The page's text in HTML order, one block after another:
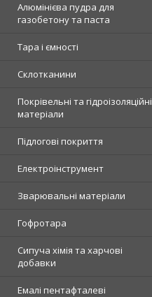
Алюмінієва пудра для
газобетону та паста
Тара і ємності
Склотканини
Покрівельні та гідроізоляційні
матеріали
Підлогові покриття
Електроінструмент
Зварювальні матеріали
Гофротара
Сипуча хімія та харчові
добавки
Емалі пентафталеві